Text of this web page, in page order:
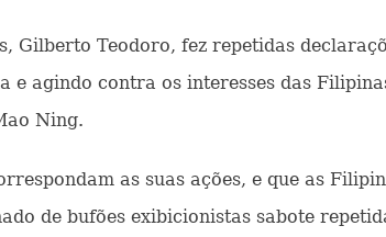
Gilberto Teodoro, fez repetidas
agindo contra os interesses das
Ning.
as suas ações, e que as
de bufões exibicionistas sabote